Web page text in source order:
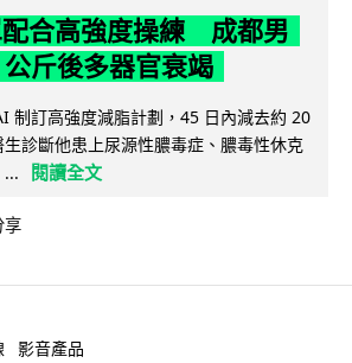
合高強度操練 成都男
斤後多器官衰竭
制訂高強度減脂計劃，45 日內減去約 20
診斷他患上尿源性膿毒症、膿毒性休克
...
閱讀全文
享
影音產品